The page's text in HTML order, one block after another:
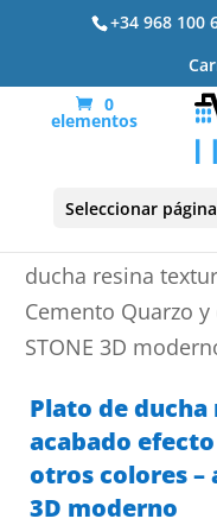
+34 968 100
0
elementos
Seleccionar página
ducha resina
Cemento Quarzo
STONE 3D
Plato de
acabado
otros colores –
3D moderno